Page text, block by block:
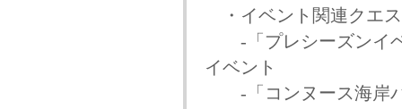
・イベント関連クエ
-「プレシーズンイベ
イベント
-「コンヌース海岸